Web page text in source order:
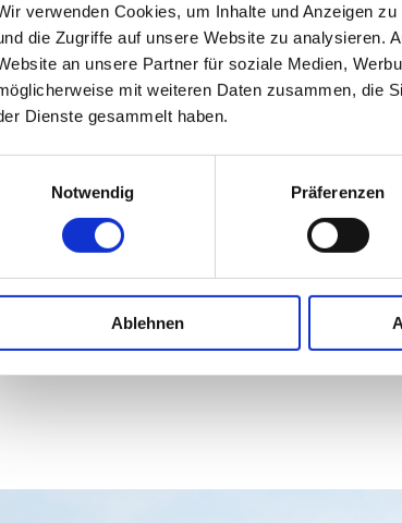
verwenden Cookies, um Inhalte und Anzeigen
die Zugriffe auf unsere Website zu analysieren.
an unsere Partner für soziale Medien,
mit weiteren Daten zusammen, die
Dienste gesammelt haben.
Notwendig
Präferenzen
Ablehnen
Wer zum Abschluss noch eine
Rundtour".
Wohnmobil-Rundtour